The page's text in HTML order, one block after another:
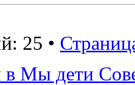
25 •
в Мы дети